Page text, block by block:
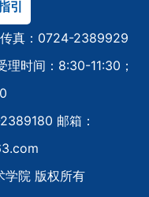
引
真：0724-2389929
时间：8:30-11:30；
邮箱：
学院 版权所有